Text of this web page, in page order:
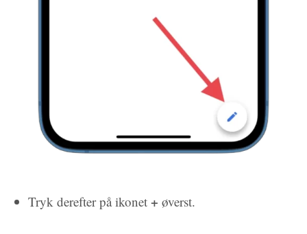
Tryk derefter på ikonet + øverst.